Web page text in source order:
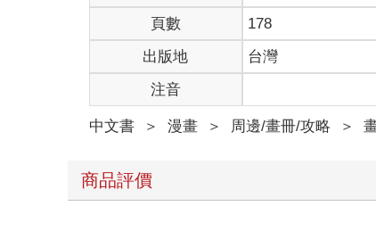
頁數
178
出版地
台灣
注音
中文書 ＞ 漫畫 ＞ 周邊/畫冊/攻略 ＞
商品評價